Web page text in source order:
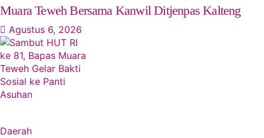
Muara Teweh Bersama Kanwil Ditjenpas Kalteng
Agustus 6, 2026
Daerah